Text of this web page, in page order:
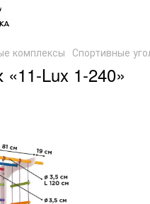
комплексы Спортивные
Lux 1-240»